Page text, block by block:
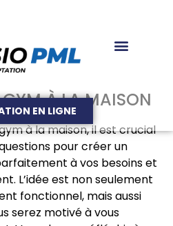
EN LIGNE
À LA MAISON
à la maison, il est crucial
pour créer un
à vos besoins et
L’idée est non seulement
fonctionnel, mais aussi
serez motivé à vous